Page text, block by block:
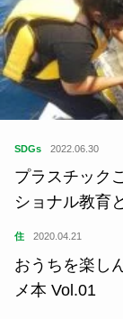
SDGs 2022.06.30
プラスチック
ショナル教育
住 2020.04.21
おうちを楽し
メ本 Vol.01